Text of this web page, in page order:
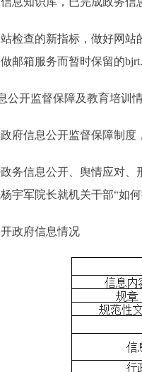
查的新指标，做好网站
邮箱服务而暂时保留的
开监督保障及教育培训
信息公开监督保障制度，
信息公开、舆情应对、
宇军院长就机关干部“如
政府信息情况